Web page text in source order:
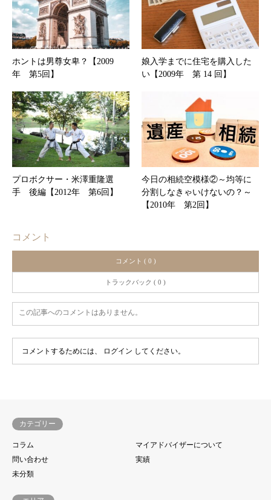
ホントは男尊女卑？【2009
年 第5回】
娘入学までに住宅を購入した
い【2009年 第 14 回】
プロボクサー・米澤重隆選
手 後編【2012年 第6回】
今日の相続空模様②～均等に
分割しなきゃいけないの？～
【2010年 第2回】
コメント
コメント ( 0 )
トラックバック ( 0 )
この記事へのコメントはありません。
コメントするためには、 ログイン してください。
カテゴリー
コラム
マイアドバイザーについて
問い合わせ
実績
未分類